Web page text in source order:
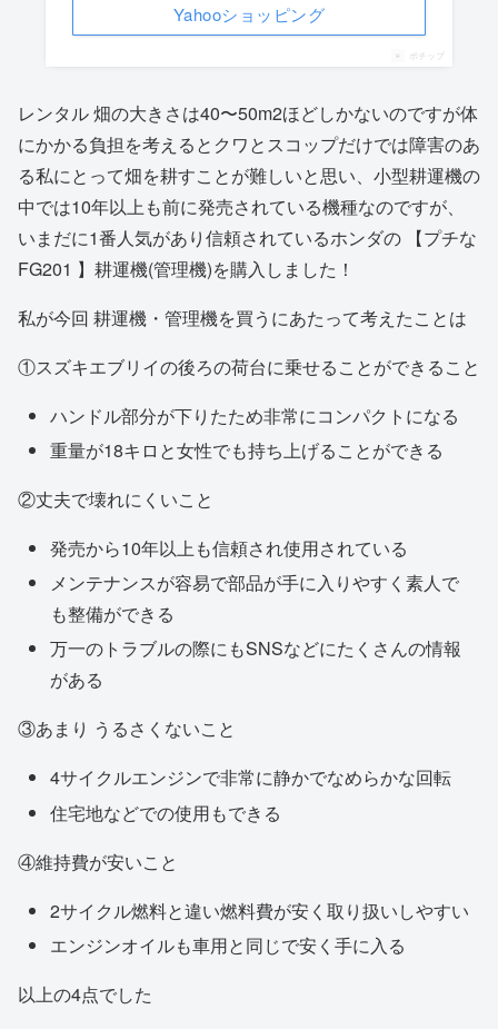
Yahooショッピング
ポチップ
レンタル 畑の大きさは40〜50m2ほどしかないのですが体
にかかる負担を考えるとクワとスコップだけでは障害のあ
る私にとって畑を耕すことが難しいと思い、小型耕運機の
中では10年以上も前に発売されている機種なのですが、
いまだに1番人気があり信頼されているホンダの 【プチな
FG201 】耕運機(管理機)を購入しました！
私が今回 耕運機・管理機を買うにあたって考えたことは
①スズキエブリイの後ろの荷台に乗せることができること
ハンドル部分が下りたため非常にコンパクトになる
重量が18キロと女性でも持ち上げることができる
②丈夫で壊れにくいこと
発売から10年以上も信頼され使用されている
メンテナンスが容易で部品が手に入りやすく素人で
も整備ができる
万一のトラブルの際にもSNSなどにたくさんの情報
がある
③あまり うるさくないこと
4サイクルエンジンで非常に静かでなめらかな回転
住宅地などでの使用もできる
④維持費が安いこと
2サイクル燃料と違い燃料費が安く取り扱いしやすい
エンジンオイルも車用と同じで安く手に入る
以上の4点でした